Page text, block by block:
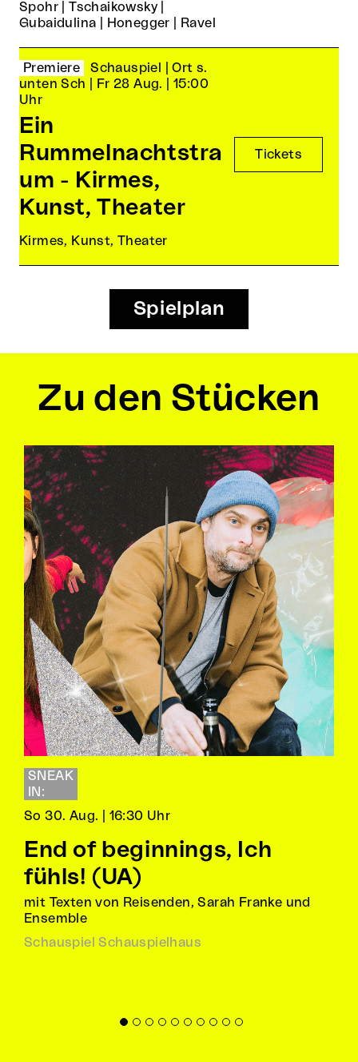
Spohr | Tschaikowsky |
Gubaidulina | Honegger | Ravel
Premiere Schauspiel |Ort s.
unten Sch |
Fr 28 Aug. |15:00
Uhr
Ein
Rummelnachtstra
um - Kirmes,
Kunst, Theater
Kirmes, Kunst, Theater
Tickets
Spielplan
Zu den Stücken
SNEAK
IN:
So 30. Aug. | 16:30 Uhr
End of beginnings, Ich
fühls! (UA)
mit Texten von Reisenden, Sarah Franke und
Ensemble
Schauspiel Schauspielhaus